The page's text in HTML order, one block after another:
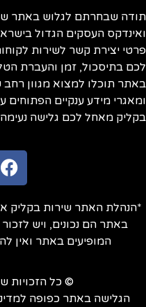
שבחרתם לגלוש באתר
העסקים הגדול
יצירת קשר לשירות
בתיסכול, זמן והעברת
תוכלו למצוא מגוון רחב
מידע ענקיים הפתוחים
מאחל לכם גלישה נעימה
האתר שירות בקליק
באתר הם נכונים, ויש לזכור
המופיעים באתר ואין
© כל הזכויות
הגלישה באתר כפופה